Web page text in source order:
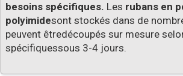
besoins spécifiques. Les rubans en
polyimidesont stockés dans de
peuvent êtredécoupés sur mesure
spécifiquessous 3-4 jours.